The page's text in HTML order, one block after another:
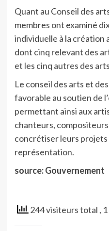
Quant au Conseil des
membres ont examiné
individuelle à la
dont cinq relevant des
et les cinq autres des
Le conseil des arts et
favorable au soutien de
permettant ainsi aux
chanteurs,
concrétiser leurs
représentation.
source: Gouvernement
244 visiteurs total ,